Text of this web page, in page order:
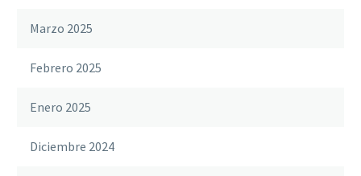
Marzo 2025
Febrero 2025
Enero 2025
Diciembre 2024